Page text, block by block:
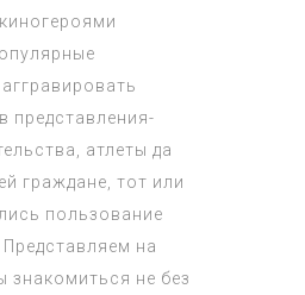
представления-
атлеты да
граждане, тот или
пользование
на
знакомиться не без